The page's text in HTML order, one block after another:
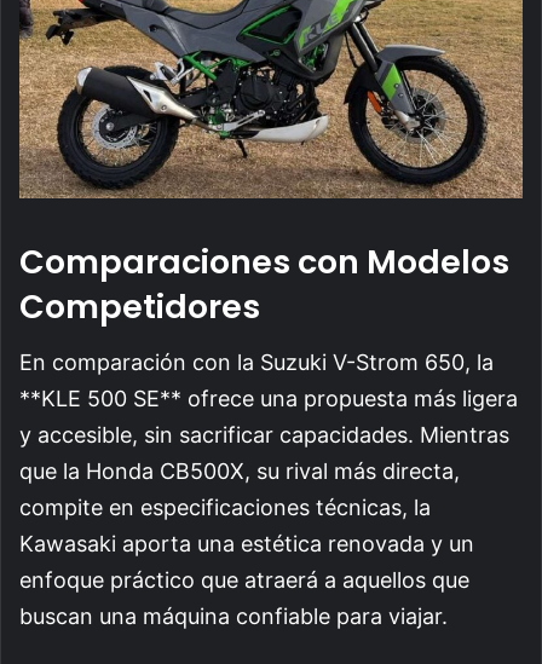
Comparaciones con Modelos
Competidores
En comparación con la Suzuki V-Strom 650, la
**KLE 500 SE** ofrece una propuesta más ligera
y accesible, sin sacrificar capacidades. Mientras
que la Honda CB500X, su rival más directa,
compite en especificaciones técnicas, la
Kawasaki aporta una estética renovada y un
enfoque práctico que atraerá a aquellos que
buscan una máquina confiable para viajar.